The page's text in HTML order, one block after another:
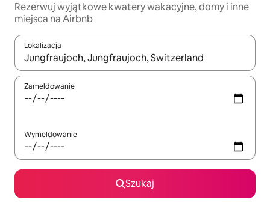
Rezerwuj wyjątkowe kwatery wakacyjne, domy i inne
miejsca na Airbnb
Lokalizacja
Gdy wyniki będą dostępne, możesz poruszać się po nich za
Zameldowanie
Wymeldowanie
Szukaj